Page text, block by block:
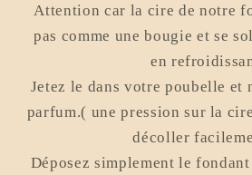
Attention car la cire de notre
pas comme une bougie et se
en
Jetez le dans votre poubelle et
parfum.( une pression sur la
décoller
Déposez simplement le